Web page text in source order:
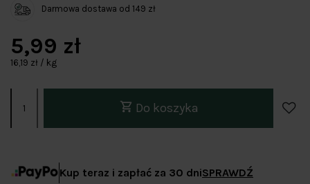
Darmowa dostawa od 149 zł
5,99 zł
16,19 zł / kg
Do koszyka
Kup teraz i zapłać za 30 dniSPRAWDŹ